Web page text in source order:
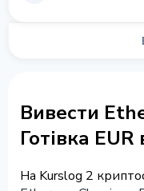
Вивести
Готівка EUR
На Kurslog 2